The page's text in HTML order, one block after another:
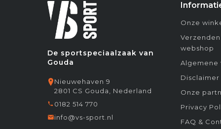
De sportspeciaalzaak van
Gouda
Nieuwehaven 9
2801 CS Gouda, Nederland
0182 514 770
info@vs-sport.nl
Onze
webshop
Algemene
Disclaimer
Onze
Privacy
FAQ &